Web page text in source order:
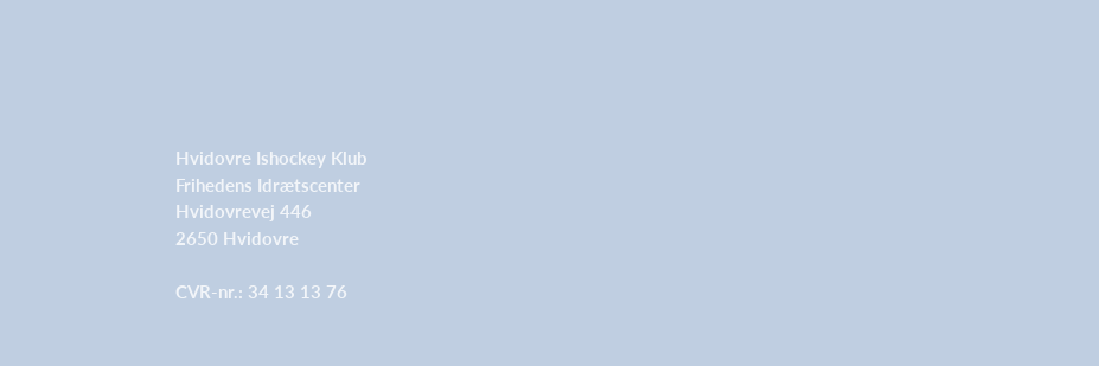
Hvidovre Ishockey Klub
Frihedens Idrætscenter
Hvidovrevej 446
2650 Hvidovre
CVR-nr.: 34 13 13 76